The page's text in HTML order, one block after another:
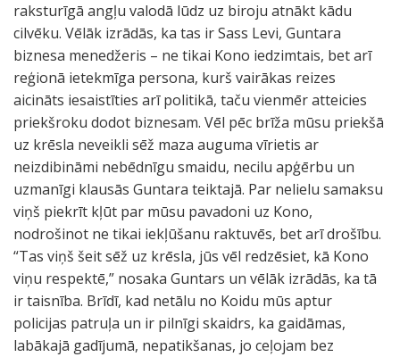
raksturīgā angļu valodā lūdz uz biroju atnākt kādu
cilvēku. Vēlāk izrādās, ka tas ir Sass Levi, Guntara
biznesa menedžeris – ne tikai Kono iedzimtais, bet arī
reģionā ietekmīga persona, kurš vairākas reizes
aicināts iesaistīties arī politikā, taču vienmēr atteicies
priekšroku dodot biznesam. Vēl pēc brīža mūsu priekšā
uz krēsla neveikli sēž maza auguma vīrietis ar
neizdibināmi nebēdnīgu smaidu, necilu apģērbu un
uzmanīgi klausās Guntara teiktajā. Par nelielu samaksu
viņš piekrīt kļūt par mūsu pavadoni uz Kono,
nodrošinot ne tikai iekļūšanu raktuvēs, bet arī drošību.
“Tas viņš šeit sēž uz krēsla, jūs vēl redzēsiet, kā Kono
viņu respektē,” nosaka Guntars un vēlāk izrādās, ka tā
ir taisnība. Brīdī, kad netālu no Koidu mūs aptur
policijas patruļa un ir pilnīgi skaidrs, ka gaidāmas,
labākajā gadījumā, nepatikšanas, jo ceļojam bez